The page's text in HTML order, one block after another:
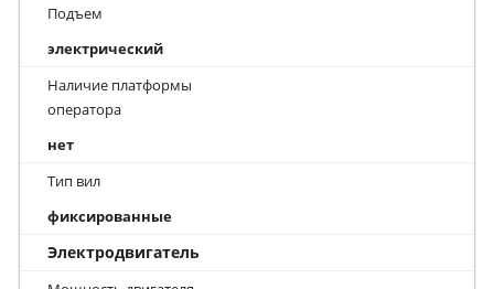
Подъем
электрический
Наличие платформы
оператора
нет
Тип вил
фиксированные
Электродвигатель